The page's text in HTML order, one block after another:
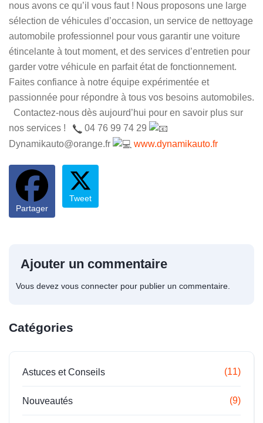
nous avons ce qu’il vous faut ! Nous proposons une large
sélection de véhicules d’occasion, un service de nettoyage
automobile professionnel pour vous garantir une voiture
étincelante à tout moment, et des services d’entretien pour
garder votre véhicule en parfait état de fonctionnement.
Faites confiance à notre équipe expérimentée et
passionnée pour répondre à tous vos besoins automobiles.
Contactez-nous dès aujourd’hui pour en savoir plus sur
nos services !
04 76 99 74 29
Dynamikauto@orange.fr
www.dynamikauto.fr
Partager
Tweet
Ajouter un commentaire
Vous devez vous connecter pour publier un commentaire.
Catégories
Astuces et Conseils (11)
Nouveautés (9)